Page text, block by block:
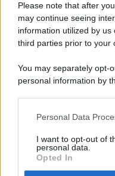
Please note that after
may continue seeing
information utilized by
third parties prior to your
You may separately opt-
personal information by
This information may
disclose it to other third
Personal Data
I want to opt-out of
personal data.
Opted In
ISCRIZIONE AL ROC
(ASSOCIAZIONE